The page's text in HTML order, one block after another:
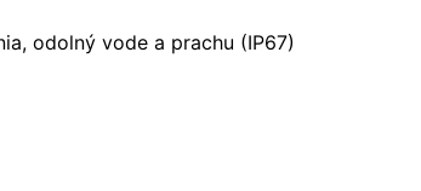
odolný vode a prachu (IP67)